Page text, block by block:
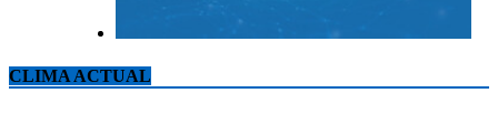
CLIMA ACTUAL